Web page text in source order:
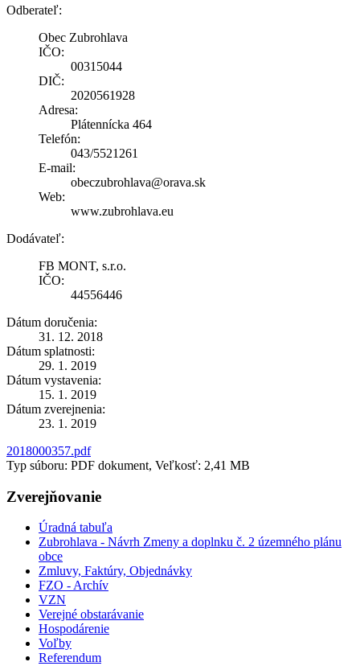
Odberateľ:
Obec Zubrohlava
IČO:
00315044
DIČ:
2020561928
Adresa:
Plátennícka 464
Telefón:
043/5521261
E-mail:
obeczubrohlava@orava.sk
Web:
www.zubrohlava.eu
Dodávateľ:
FB MONT, s.r.o.
IČO:
44556446
Dátum doručenia:
31. 12. 2018
Dátum splatnosti:
29. 1. 2019
Dátum vystavenia:
15. 1. 2019
Dátum zverejnenia:
23. 1. 2019
2018000357.pdf
Typ súboru: PDF dokument, Veľkosť: 2,41 MB
Zverejňovanie
Úradná tabuľa
Zubrohlava - Návrh Zmeny a doplnku č. 2 územného plánu
obce
Zmluvy, Faktúry, Objednávky
FZO - Archív
VZN
Verejné obstarávanie
Hospodárenie
Voľby
Referendum